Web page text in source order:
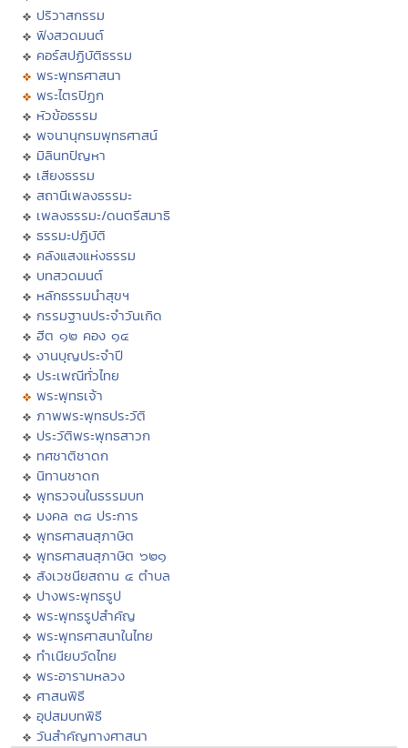
ปริวาสกรรม
ฟังสวดมนต์
คอร์สปฏิบัติธรรม
พระพุทธศาสนา
พระไตรปิฏก
หัวข้อธรรม
พจนานุกรมพุทธศาสน์
มิลินทปัญหา
เสียงธรรม
สถานีเพลงธรรมะ
เพลงธรรมะ/ดนตรีสมาธิ
ธรรมะปฏิบัติ
คลังแสงแห่งธรรม
บทสวดมนต์
หลักธรรมนำสุขฯ
กรรมฐานประจำวันเกิด
ฮีต ๑๒ คอง ๑๔
งานบุญประจำปี
ประเพณีทั่วไทย
พระพุทธเจ้า
ภาพพระพุทธประวัติ
ประวัติพระพุทธสาวก
ทศชาติชาดก
นิทานชาดก
พุทธวจนในธรรมบท
มงคล ๓๘ ประการ
พุทธศาสนสุภาษิต
พุทธศาสนสุภาษิต ๖๒๑
สังเวชนียสถาน ๔ ตำบล
ปางพระพุทธรูป
พระพุทธรูปสำคัญ
พระพุทธศาสนาในไทย
ทำเนียบวัดไทย
พระอารามหลวง
ศาสนพิธี
อุปสมบทพิธี
วันสำคัญทางศาสนา